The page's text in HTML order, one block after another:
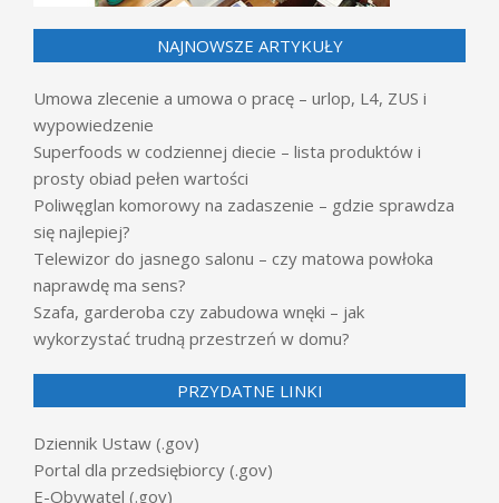
NAJNOWSZE ARTYKUŁY
Umowa zlecenie a umowa o pracę – urlop, L4, ZUS i
wypowiedzenie
Superfoods w codziennej diecie – lista produktów i
prosty obiad pełen wartości
Poliwęglan komorowy na zadaszenie – gdzie sprawdza
się najlepiej?
Telewizor do jasnego salonu – czy matowa powłoka
naprawdę ma sens?
Szafa, garderoba czy zabudowa wnęki – jak
wykorzystać trudną przestrzeń w domu?
PRZYDATNE LINKI
Dziennik Ustaw (.gov)
Portal dla przedsiębiorcy (.gov)
E-Obywatel (.gov)